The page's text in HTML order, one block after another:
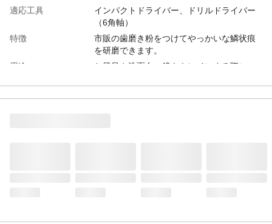
適応工具
インパクトドライバー、ドリルドライバー
（6角軸）
特徴
市販の歯磨き粉をつけてやっかいな鱗状痕
を研磨できます。
用途
お風呂や洗面台の鏡をキレイにする際に